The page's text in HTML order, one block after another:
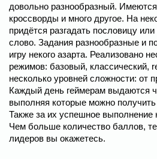
довольно разнообразный.
кроссворды и много другое. На
придётся разгадать пословицу
слово. Задания разнообразные и
игру некого азарта. Реализовано
режимов: базовый, классический,
несколько уровней сложности: от
Каждый день геймерам выдаются
выполняя которые можно
Также за их успешное
Чем больше количество баллов,
лидеров вы окажетесь.